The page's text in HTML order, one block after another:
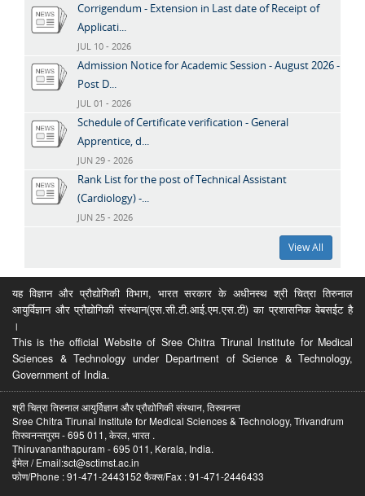
Corrigendum - Extension in Last date of Receipt of
Applicati...
JUL 10 - 2026
Admission Notice for Academic Session - August 2026 -
Post D...
JUL 01 - 2026
Schedule of Certificate verification - General
Apprentice, d...
JUN 29 - 2026
Rank List for the post of Technical Assistant
(Cardiology) -...
JUN 25 - 2026
View All
यह विज्ञान और प्रौद्योगिकी विभाग, भारत सरकार के अधीनस्थ श्री चित्रा तिरुनाल
आयुर्विज्ञान और प्रौद्योगिकी संस्थान(एस.सी.टी.आई.एम.एस.टी) का प्रशासनिक वेबसईट है
।
This is the official Website of Sree Chitra Tirunal Institute for Medical
Sciences & Technology under Department of Science & Technology,
Government of India.
श्री चित्रा तिरुनाल आयुर्विज्ञान और प्रौद्योगिकी संस्थान, तिरुवनन्त
Sree Chitra Tirunal Institute for Medical Sciences & Technology, Trivandrum
तिरुवनन्तपुरम - 695 011, केरल, भारत .
Thiruvananthapuram - 695 011, Kerala, India.
ईमेल / Email:sct@sctimst.ac.in
फोण/Phone : 91-471-2443152 फैक्स/Fax : 91-471-2446433